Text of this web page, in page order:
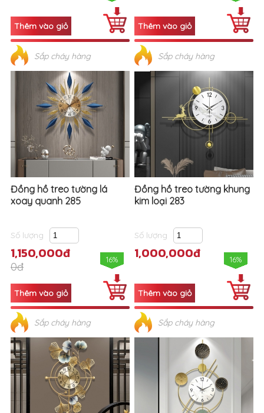
Sắp cháy hàng Sắp cháy hàng
Đồng hồ treo tường lá
xoay quanh 285
Số lượng
1,150,000đ
0đ
16%
Sắp cháy hàng
Đồng hồ treo tường khung
kim loại 283
Số lượng
1,000,000đ 16%
Sắp cháy hàng